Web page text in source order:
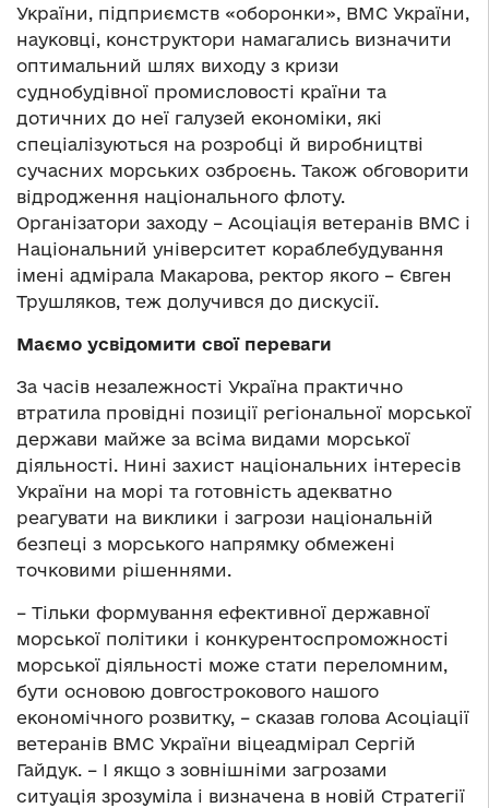
України, підприємств «оборонки», ВМС України,
науковці, конструктори намагались визначити
оптимальний шлях виходу з кризи
суднобудівної промисловості країни та
дотичних до неї галузей економіки, які
спеціалізуються на розробці й виробництві
сучасних морських озброєнь. Також обговорити
відродження національного флоту.
Організатори заходу – Асоціація ветеранів ВМС і
Національний університет кораблебудування
імені адмірала Макарова, ректор якого – Євген
Трушляков, теж долучився до дискусії.
Маємо усвідомити свої переваги
За часів незалежності Україна практично
втратила провідні позиції регіональної морської
держави майже за всіма видами морської
діяльності. Нині захист національних інтересів
України на морі та готовність адекватно
реагувати на виклики і загрози національній
безпеці з морського напрямку обмежені
точковими рішеннями.
– Тільки формування ефективної державної
морської політики і конкурентоспроможності
морської діяльності може стати переломним,
бути основою довгострокового нашого
економічного розвитку, – сказав голова Асоціації
ветеранів ВМС України віцеадмірал Сергій
Гайдук. – І якщо з зовнішніми загрозами
ситуація зрозуміла і визначена в новій Стратегії